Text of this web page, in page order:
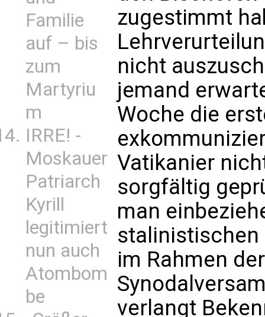
Familie
auf – bis
zum
Martyriu
m
IRRE! -
Moskauer
Patriarch
Kyrill
legitimiert
nun auch
Atombom
be
zugestimmt
nicht
jemand
Woche die
Vatikanier
sorgfältig
man
stalinistischen
im Rahmen
verlangt